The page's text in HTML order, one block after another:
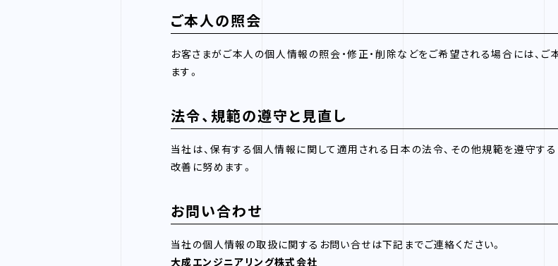
ご本人の照会
お客さまがご本人の個人情報の照会・修正・削除などをご希望される場合には、
ます。
法令、規範の遵守と見直し
当社は、保有する個人情報に関して適用される日本の法令、その他規範を遵守す
改善に努めます。
お問い合わせ
当社の個人情報の取扱に関するお問い合せは下記までご連絡ください。
大成エンジニアリング株式会社